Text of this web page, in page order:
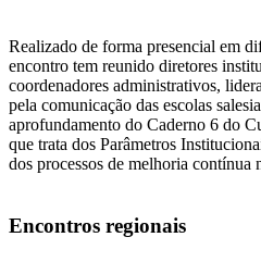
Realizado de forma presencial em
encontro tem reunido diretores
coordenadores administrativos,
pela comunicação das escolas
aprofundamento do Caderno 6 do
que trata dos Parâmetros
dos processos de melhoria contínua
Encontros regionais